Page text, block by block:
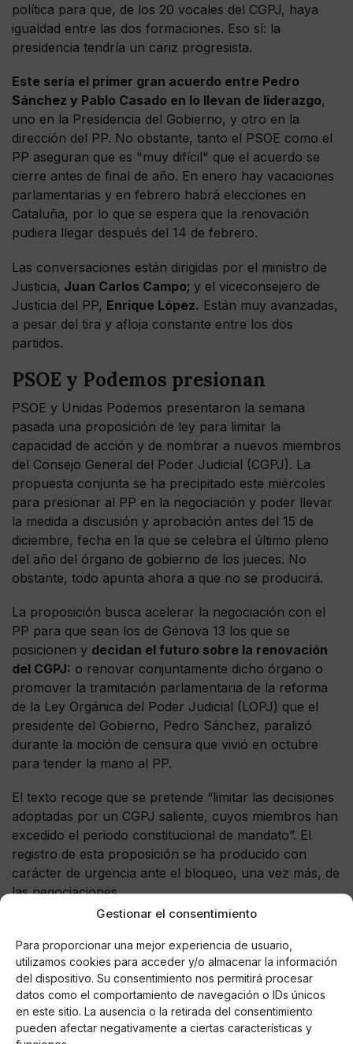
Gestionar el consentimiento
Para proporcionar una mejor experiencia de usuario,
utilizamos cookies para acceder y/o almacenar la información
del dispositivo. Su consentimiento nos permitirá procesar
datos como el comportamiento de navegación o IDs únicos
en este sitio. La ausencia o la retirada del consentimiento
pueden afectar negativamente a ciertas características y
política para que, de los 20 vocales del CGPJ, haya
igualdad entre las dos formaciones. Eso sí: la
presidencia tendría un cariz progresista.
Este sería el primer gran acuerdo entre Pedro
Sánchez y Pablo Casado en lo llevan de liderazgo,
uno en la Presidencia del Gobierno, y otro en la
dirección del PP. No obstante, tanto el PSOE como el
PP aseguran que es "muy difícil" que el acuerdo se
cierre antes de final de año. En enero hay vacaciones
parlamentarias y en febrero habrá elecciones en
Cataluña, por lo que se espera que la renovación
pudiera llegar después del 14 de febrero.
Las conversaciones están dirigidas por el ministro de
Justicia, Juan Carlos Campo; y el viceconsejero de
Justicia del PP, Enrique López. Están muy avanzadas,
a pesar del tira y afloja constante entre los dos
partidos.
PSOE y Podemos presionan
PSOE y Unidas Podemos presentaron la semana
pasada una proposición de ley para limitar la
capacidad de acción y de nombrar a nuevos miembros
del Consejo General del Poder Judicial (CGPJ). La
propuesta conjunta se ha precipitado este miércoles
para presionar al PP en la negociación y poder llevar
la medida a discusión y aprobación antes del 15 de
diciembre, fecha en la que se celebra el último pleno
del año del órgano de gobierno de los jueces. No
obstante, todo apunta ahora a que no se producirá.
La proposición busca acelerar la negociación con el
PP para que sean los de Génova 13 los que se
posicionen y decidan el futuro sobre la renovación
del CGPJ: o renovar conjuntamente dicho órgano o
promover la tramitación parlamentaria de la reforma
de la Ley Orgánica del Poder Judicial (LOPJ) que el
presidente del Gobierno, Pedro Sánchez, paralizó
durante la moción de censura que vivió en octubre
para tender la mano al PP.
El texto recoge que se pretende “limitar las decisiones
adoptadas por un CGPJ saliente, cuyos miembros han
excedido el periodo constitucional de mandato”. El
registro de esta proposición se ha producido con
carácter de urgencia ante el bloqueo, una vez más, de
las negociaciones.
AUTOR
Miguel P. Montes